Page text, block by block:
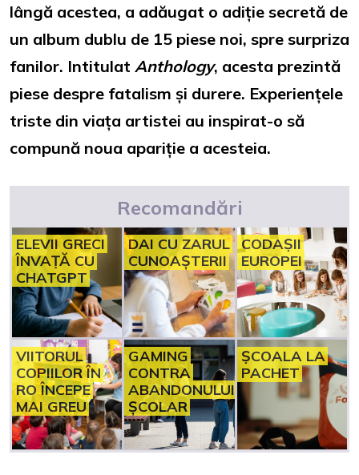
lângă acestea, a adăugat o adiție secretă de
un album dublu de 15 piese noi, spre surpriza
fanilor. Intitulat Anthology, acesta prezintă
piese despre fatalism și durere. Experiențele
triste din viața artistei au inspirat-o să
compună noua apariție a acesteia.
Recomandări
ELEVII GRECI
ÎNVAȚĂ CU
CHATGPT
DAI CU ZARUL
CUNOAȘTERII
CODAȘII
EUROPEI
VIITORUL
COPIILOR ÎN
RO ÎNCEPE
MAI GREU
GAMING
CONTRA
ABANDONULUI
ȘCOLAR
ȘCOALA LA
PACHET